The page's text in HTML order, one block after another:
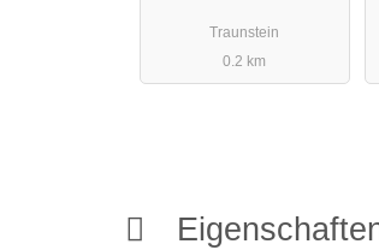
Traunstein
0.2 km